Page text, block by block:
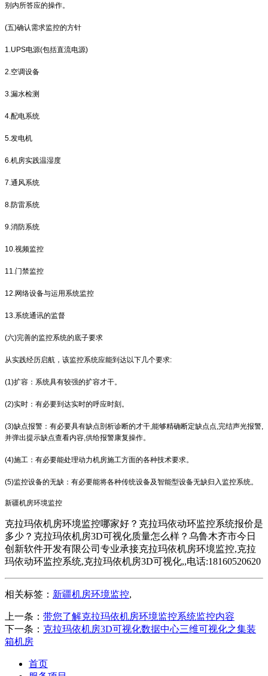
别内所答应的操作。
(五)确认需求监控的方针
1.UPS电源(包括直流电源)
2.空调设备
3.漏水检测
4.配电系统
5.发电机
6.机房实践温湿度
7.通风系统
8.防雷系统
9.消防系统
10.视频监控
11.门禁监控
12.网络设备与运用系统监控
13.系统通讯的监督
(六)完善的监控系统的底子要求
从实践经历启航，该监控系统应能到达以下几个要求:
(1)扩容：系统具有较强的扩容才干。
(2)实时：有必要到达实时的呼应时刻。
(3)缺点报警：有必要具有缺点剖析诊断的才干,能够精确断定缺点点,完结声光报警,
并弹出提示缺点查看内容,供给报警康复操作。
(4)施工：有必要能处理动力机房施工方面的各种技术要求。
(5)监控设备的无缺：有必要能将各种传统设备及智能型设备无缺归入监控系统。
新疆机房环境监控
克拉玛依机房环境监控哪家好？克拉玛依动环监控系统报价是
多少？克拉玛依机房3D可视化质量怎么样？乌鲁木齐市今日
创新软件开发有限公司专业承接克拉玛依机房环境监控,克拉
玛依动环监控系统,克拉玛依机房3D可视化,,电话:18160520620
相关标签： 新疆机房环境监控,
上一条： 带您了解克拉玛依机房环境监控系统监控内容
下一条： 克拉玛依机房3D可视化数据中心三维可视化之集装
箱机房
首页